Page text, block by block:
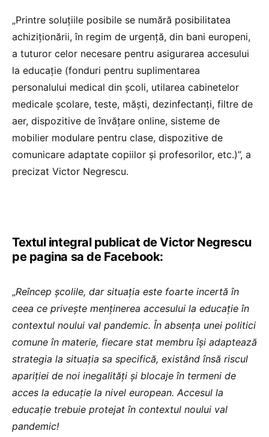
„Printre soluțiile posibile se numără posibilitatea
achiziționării, în regim de urgență, din bani europeni,
a tuturor celor necesare pentru asigurarea accesului
la educație (fonduri pentru suplimentarea
personalului medical din școli, utilarea cabinetelor
medicale școlare, teste, măști, dezinfectanți, filtre de
aer, dispozitive de învățare online, sisteme de
mobilier modulare pentru clase, dispozitive de
comunicare adaptate copiilor și profesorilor, etc.)”, a
precizat Victor Negrescu.
Textul integral publicat de Victor Negrescu
pe pagina sa de Facebook:
„Reîncep școlile, dar situația este foarte incertă în
ceea ce privește menținerea accesului la educație în
contextul noului val pandemic. În absența unei politici
comune în materie, fiecare stat membru își adaptează
strategia la situația sa specifică, existând însă riscul
apariției de noi inegalități și blocaje în termeni de
acces la educație la nivel european. Accesul la
educație trebuie protejat în contextul noului val
pandemic!